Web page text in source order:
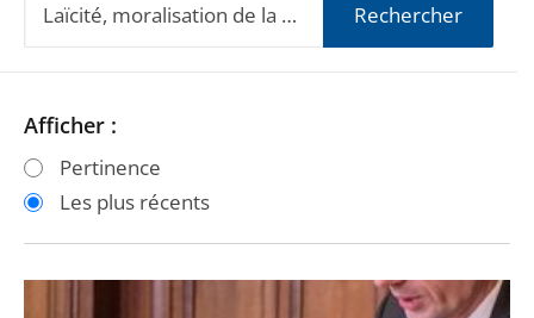
Rechercher
Passer
les
filtres
Passer
les
filtres
Afficher :
Pertinence
Les plus récents